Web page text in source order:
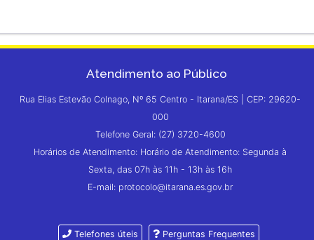
Atendimento ao Público
Rua Elias Estevão Colnago, Nº 65 Centro - Itarana/ES | CEP: 29620-
000
Telefone Geral: (27) 3720-4600
Horários de Atendimento: Horário de Atendimento: Segunda à
Sexta, das 07h às 11h - 13h às 16h
E-mail: protocolo@itarana.es.gov.br
Telefones úteis Perguntas Frequentes